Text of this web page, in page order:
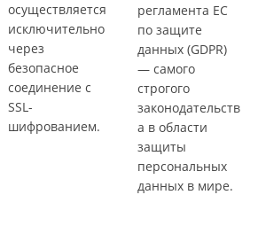
осуществляется
исключительно
через
безопасное
соединение с
SSL-
шифрованием.
регламента ЕС
по защите
данных (GDPR)
— самого
строгого
законодательств
а в области
защиты
персональных
данных в мире.